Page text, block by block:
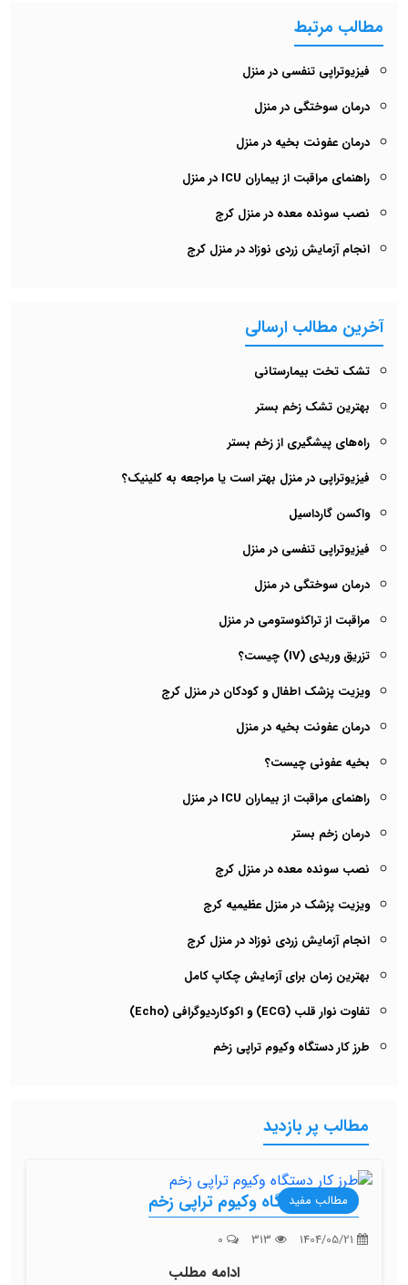
مطالب مرتبط
فیزیوتراپی تنفسی در منزل
درمان سوختگی در منزل
درمان عفونت بخیه در منزل
راهنمای مراقبت از بیماران ICU در منزل
نصب سونده معده در منزل کرج
انجام آزمایش زردی نوزاد در منزل کرج
آخرین مطالب ارسالی
تشک تخت بیمارستانی
بهترین تشک زخم بستر
راه‌های پیشگیری از زخم بستر
فیزیوتراپی در منزل بهتر است یا مراجعه به کلینیک؟
واکسن گارداسیل
فیزیوتراپی تنفسی در منزل
درمان سوختگی در منزل
مراقبت از تراکئوستومی در منزل
تزریق وریدی (IV) چیست؟
ویزیت پزشک اطفال و کودکان در منزل کرج
درمان عفونت بخیه در منزل
بخیه عفونی چیست؟
راهنمای مراقبت از بیماران ICU در منزل
درمان زخم بستر
نصب سونده معده در منزل کرج
ویزیت پزشک در منزل عظیمیه کرج
انجام آزمایش زردی نوزاد در منزل کرج
بهترین زمان برای آزمایش چکاپ کامل
تفاوت نوار قلب (ECG) و اکوکاردیوگرافی (Echo)
طرز کار دستگاه وکیوم تراپی زخم
مطالب پر بازدید
مطالب مفید
طرز کار دستگاه وکیوم تراپی زخم
ادامه مطلب